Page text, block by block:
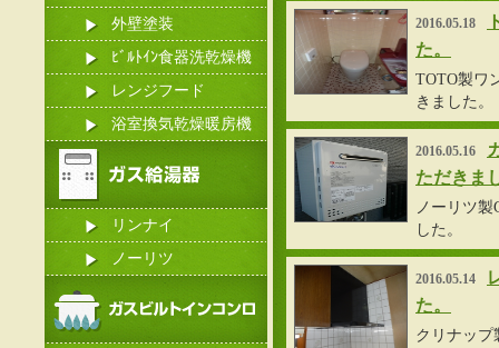
外壁塗装
ﾋﾞﾙﾄｲﾝ食器洗乾燥機
レンジフード
浴室換気乾燥暖房機
リンナイ
ノーリツ
2016.05.18
た。
TOTO製ワ
きました。
2016.05.16
ただきま
ノーリツ
した。
2016.05.14
た。
クリナップ